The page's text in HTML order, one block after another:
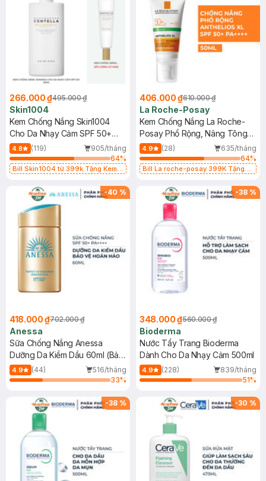
266.000 ₫495.000 ₫
Skin1004
Kem Chống Nắng Skin1004
Cho Da Nhạy Cảm SPF 50+
50ml
4.8 (119)
905/tháng
64%
Bill Skin1004 từ 399k Tặng Kem
SPF 50+ 20ml (SL Có Hạn)
406.000 ₫610.000 ₫
La Roche-Posay
Kem Chống Nắng La Roche-
Posay Phổ Rộng, Nâng Tông
Kiềm Dầu 50ml
4.9 (28)
635/tháng
64%
Bill La roche-posay 399K Tặng
(SL có hạn)
-40 %
418.000 ₫702.000 ₫
Anessa
Sữa Chống Nắng Anessa
Dưỡng Da Kiềm Dầu 60ml (Bản
Mới)
4.9 (44)
516/tháng
33%
-38 %
348.000 ₫560.000 ₫
Bioderma
Nước Tẩy Trang Bioderma
Dành Cho Da Nhạy Cảm 500ml
4.9 (228)
839/tháng
51%
-38 % -30 %